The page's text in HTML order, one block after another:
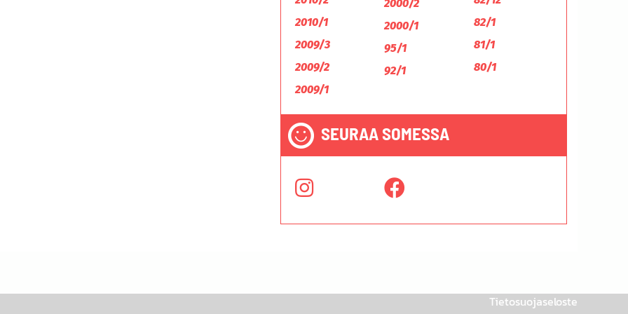
2010/1
2009/3
2009/2
2009/1
2000/2
2000/1
95/1
92/1
82/1
81/1
80/1
SEURAA SOMESSA
Tietosuojaseloste